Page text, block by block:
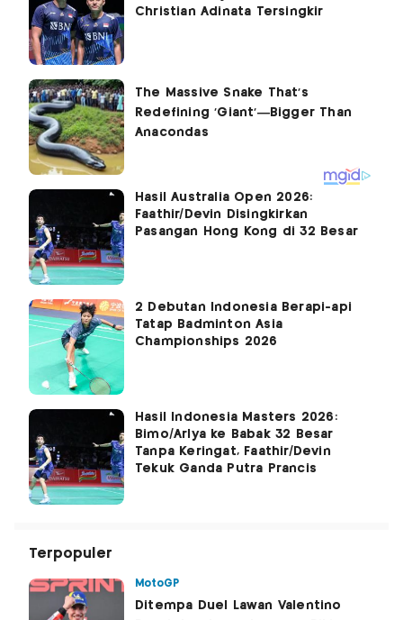
Christian Adinata Tersingkir
Hasil Australia Open 2026:
Faathir/Devin Disingkirkan
Pasangan Hong Kong di 32 Besar
2 Debutan Indonesia Berapi-api
Tatap Badminton Asia
Championships 2026
Hasil Indonesia Masters 2026:
Bimo/Arlya ke Babak 32 Besar
Tanpa Keringat, Faathir/Devin
Tekuk Ganda Putra Prancis
Terpopuler
MotoGP
Ditempa Duel Lawan Valentino